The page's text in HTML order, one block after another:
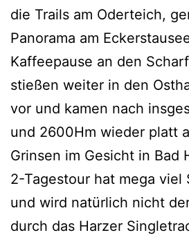
die Trails am Oderteich,
Panorama am
Kaffeepause an den
stießen weiter in den
vor und kamen nach
und 2600Hm wieder platt
Grinsen im Gesicht in Bad
2-Tagestour hat mega viel
und wird natürlich nicht
durch das Harzer